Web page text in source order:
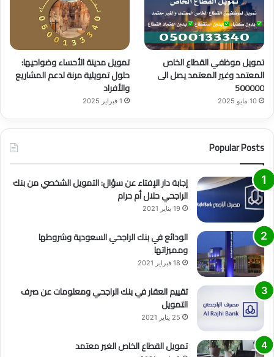
تمويل موظفي القطاع الخاص
المعتمد وغير المعتمد يصل الى
500000
10 مايو 2025
تمويل مدينة الأحساء وضواحيها:
حلول تمويلية مرنة لدعم المشاريع
والأفراد
1 فبراير 2025
Popular Posts
إجابة دار الإفتاء عن سؤال: التمويل الشخصي من بنك
الراجحي حلال أم حرام
19 يناير 2021
الودائع في بنك الراجحي السعودية وشروطها
ومميزاتها
18 فبراير 2021
تقييم العقار في بنك الراجحي ومعلومات عن صرف
التمويل
25 يناير 2021
تمويل القطاع الخاص الغير معتمد